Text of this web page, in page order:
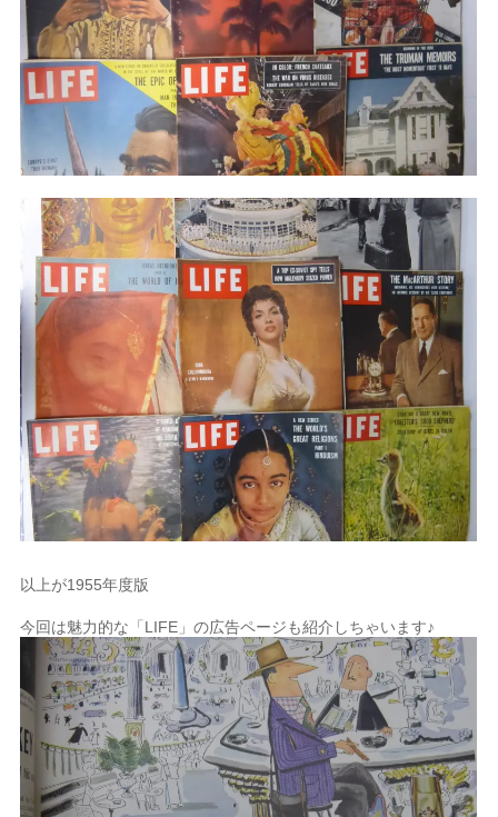
以上が1955年度版
今回は魅力的な「LIFE」の広告ページも紹介しちゃいます♪